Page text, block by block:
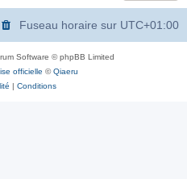
e
Fuseau horaire sur UTC+01:00
Software © phpBB Limited
officielle ©Qiaeru
| Conditions